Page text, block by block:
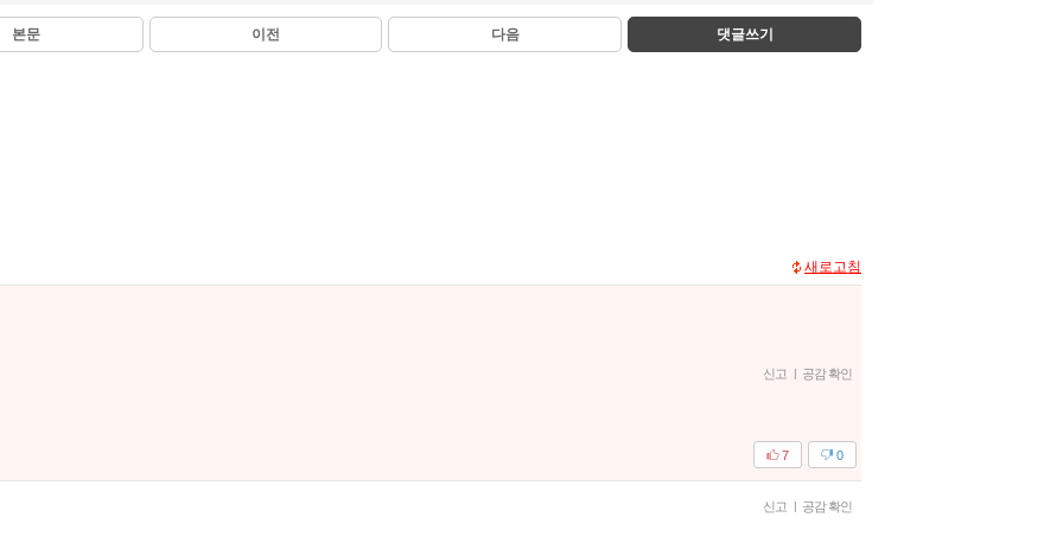
본문 이전 다음 댓글쓰기
새로고침
신고 | 공감 확인
0
7
신고 | 공감 확인